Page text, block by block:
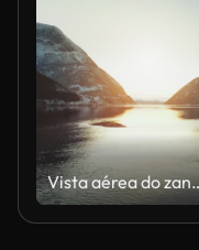
Vista aérea